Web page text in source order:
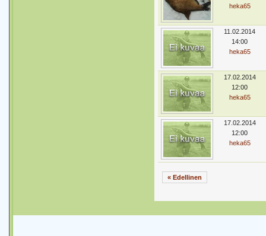
heka65
11.02.2014
14:00
heka65
17.02.2014
12:00
heka65
17.02.2014
12:00
heka65
« Edellinen